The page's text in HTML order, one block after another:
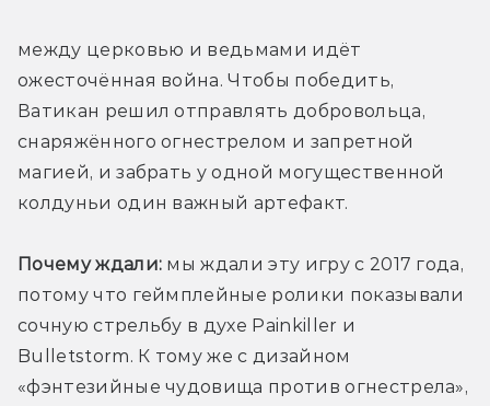
между церковью и ведьмами идёт
ожесточённая война. Чтобы победить,
Ватикан решил отправлять добровольца,
снаряжённого огнестрелом и запретной
магией, и забрать у одной могущественной
колдуньи один важный артефакт.
Почему ждали: мы ждали эту игру с 2017 года,
потому что геймплейные ролики показывали
сочную стрельбу в духе Painkiller и
Bulletstorm. К тому же с дизайном
«фэнтезийные чудовища против огнестрела»,